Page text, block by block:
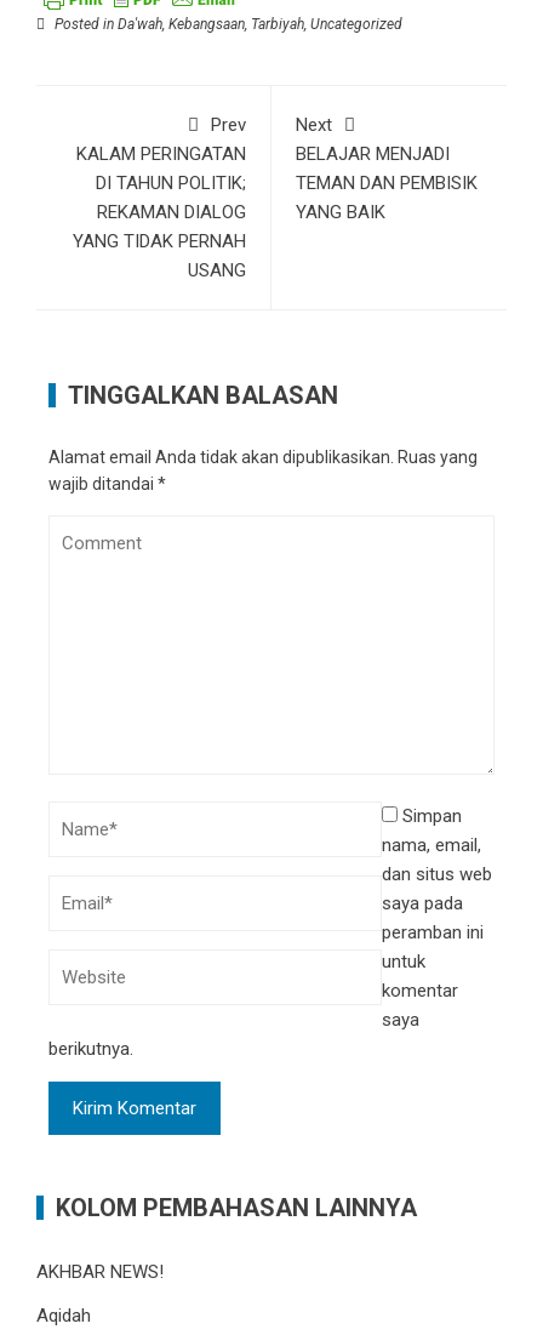
Posted in Da'wah, Kebangsaan, Tarbiyah, Uncategorized
Prev
KALAM PERINGATAN
DI TAHUN POLITIK;
REKAMAN DIALOG
YANG TIDAK PERNAH
USANG
Next
BELAJAR MENJADI
TEMAN DAN PEMBISIK
YANG BAIK
TINGGALKAN BALASAN
Alamat email Anda tidak akan dipublikasikan. Ruas yang
wajib ditandai *
Simpan
nama, email,
dan situs web
saya pada
peramban ini
untuk
komentar
saya
berikutnya.
KOLOM PEMBAHASAN LAINNYA
AKHBAR NEWS!
Aqidah